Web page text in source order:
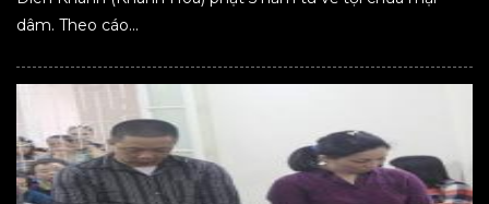
dâm. Theo cáo...